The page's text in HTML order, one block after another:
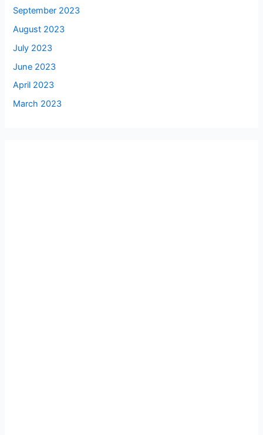
September 2023
August 2023
July 2023
June 2023
April 2023
March 2023